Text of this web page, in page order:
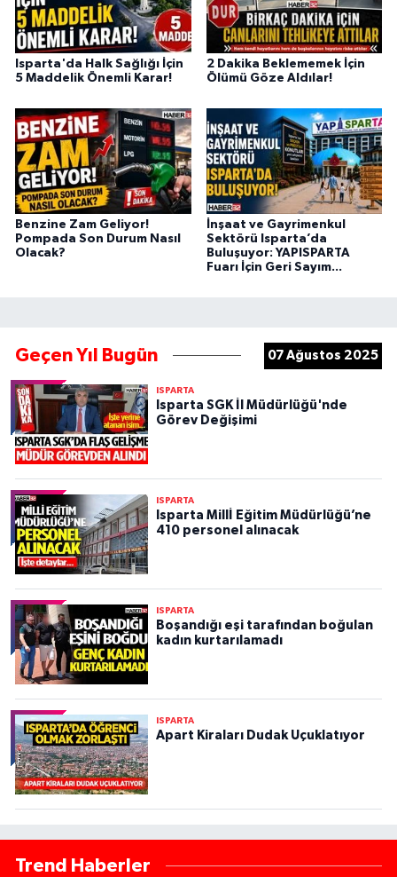
Isparta'da Halk Sağlığı İçin
5 Maddelik Önemli Karar!
2 Dakika Beklememek İçin
Ölümü Göze Aldılar!
Benzine Zam Geliyor!
Pompada Son Durum Nasıl
Olacak?
İnşaat ve Gayrimenkul
Sektörü Isparta’da
Buluşuyor: YAPISPARTA
Fuarı İçin Geri Sayım...
Geçen Yıl Bugün 07 Ağustos 2025
ISPARTA
Isparta SGK İl Müdürlüğü'nde
Görev Değişimi
ISPARTA
Isparta Millİ Eğitim Müdürlüğü’ne
410 personel alınacak
ISPARTA
Boşandığı eşi tarafından boğulan
kadın kurtarılamadı
ISPARTA
Apart Kiraları Dudak Uçuklatıyor
Trend Haberler